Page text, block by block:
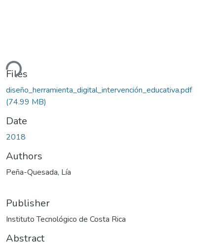
Files
diseño_herramienta_digital_intervención_educativa.pdf
(74.99 MB)
Date
2018
Authors
Peña-Quesada, Lía
Publisher
Instituto Tecnológico de Costa Rica
Abstract